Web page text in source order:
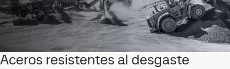
Aceros resistentes al desgaste